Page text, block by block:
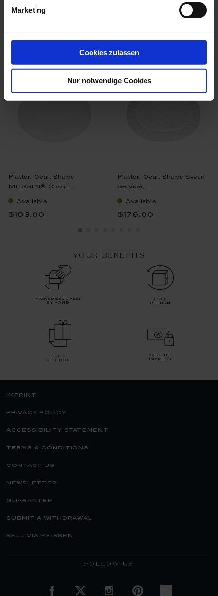
Marketing
Cookies zulassen
Nur notwendige Cookies
Platter, Oval, Shape
MEISSEN® Cosm...
Available
$103.00
Platter, Oval, Shape Swan
Service,...
Available
$176.00
YOUR BENEFITS
packed securely
by hand
free
return
free
gift box
secure
payment
imprint
privacy policy
accessibility statement
terms & conditions
contact us
newsletter
guarantee
submit a withdrawal
sell via meissen
FOLLOW US